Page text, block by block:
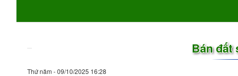
Bán đất
Thứ năm - 09/10/2025 16:28